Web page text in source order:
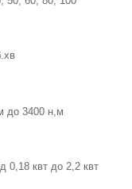
до 3400 н,м
0,18 квт до 2,2 квт